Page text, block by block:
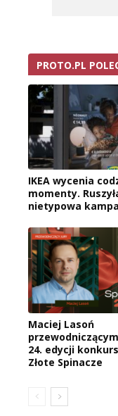
PROTO.PL
IKEA wycenia
momenty.
nietypowa
Maciej Lasoń
24. edycji
Złote Spinacze